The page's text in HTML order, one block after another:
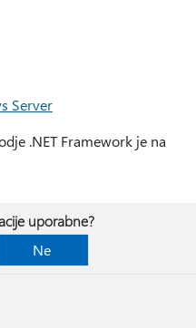
Server
.NET Framework je na
uporabne?
Ne